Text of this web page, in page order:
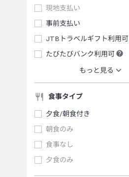
現地支払い
事前支払い
JTBトラベルギフト利用可
たびたびバンク利用可
もっと見る
食事タイプ
夕食/朝食付き
朝食のみ
食事なし
夕食のみ